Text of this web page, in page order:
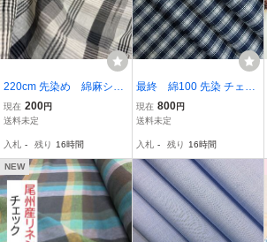
220cm 先染め 綿麻シア
ーボイル チェック柄
生地
現在 200円
送料未定
入札 - 残り 16時間
最終 綿100 先染 チェッ
ク 格子 ブロード シャツ
ワンピース 薄地 巾145cm
現在 800円
送料未定
入札 - 残り 16時間
NEW